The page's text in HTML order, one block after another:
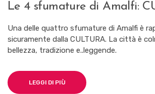
Le 4 sfumature di Amalfi:
Una delle quattro sfumature di Amalfi è
sicuramente dalla CULTURA. La città è
bellezza, tradizione e..leggende.
LEGGI DI PIÙ